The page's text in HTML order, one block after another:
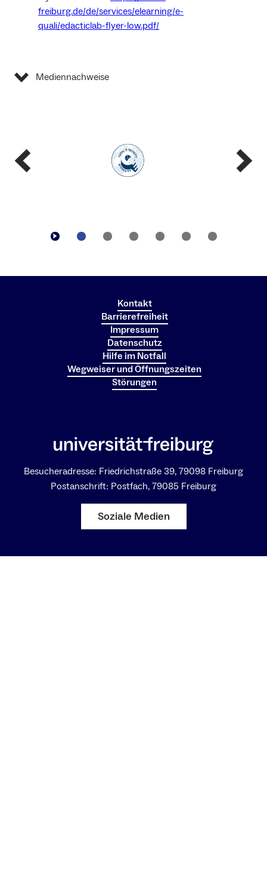
freiburg.de/de/services/elearning/e-
quali/edacticlab-flyer-low.pdf/
Mediennachweise
Kontakt
Barrierefreiheit
Impressum
Datenschutz
Hilfe im Notfall
Wegweiser und Öffnungszeiten
Störungen
Besucheradresse: Friedrichstraße 39, 79098 Freiburg
Postanschrift: Postfach, 79085 Freiburg
Soziale Medien